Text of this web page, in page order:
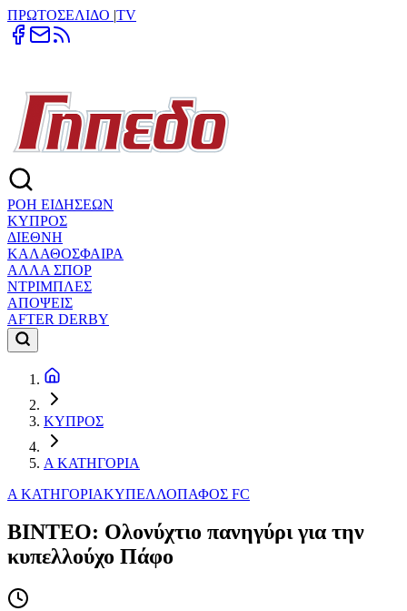
ΠΡΩΤΟΣΕΛΙΔΟ |TV
ΡΟΗ ΕΙΔΗΣΕΩΝ
ΚΥΠΡΟΣ
ΔΙΕΘΝΗ
ΚΑΛΑΘΟΣΦΑΙΡΑ
ΑΛΛΑ ΣΠΟΡ
ΝΤΡΙΜΠΛΕΣ
ΑΠΟΨΕΙΣ
AFTER DERBY
ΚΥΠΡΟΣ
Α ΚΑΤΗΓΟΡΙΑ
Α ΚΑΤΗΓΟΡΙΑΚΥΠΕΛΛΟΠΑΦΟΣ FC
BINTEO: Oλονύχτιο πανηγύρι για την
κυπελλούχο Πάφο